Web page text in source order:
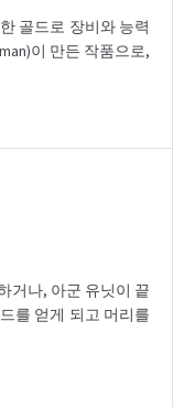
골드로 장비와 능력
이 만든 작품으로,
거나, 아군 유닛이 끝
를 얻게 되고 머리를